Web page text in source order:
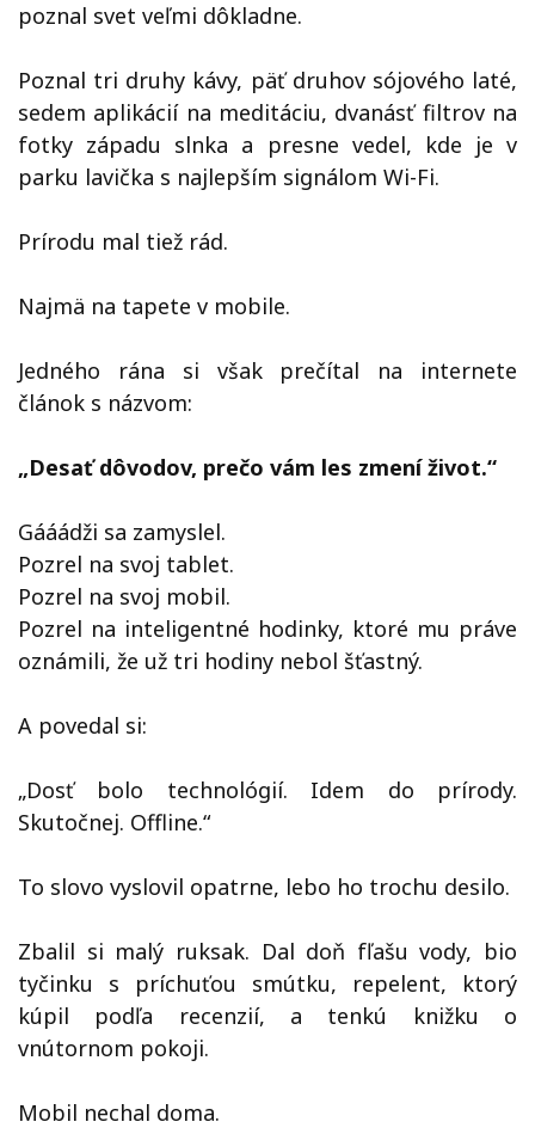
poznal svet veľmi dôkladne.
Poznal tri druhy kávy, päť druhov sójového laté,
sedem aplikácií na meditáciu, dvanásť filtrov na
fotky západu slnka a presne vedel, kde je v
parku lavička s najlepším signálom Wi-Fi.
Prírodu mal tiež rád.
Najmä na tapete v mobile.
Jedného rána si však prečítal na internete
článok s názvom:
„Desať dôvodov, prečo vám les zmení život.“
Gááádži sa zamyslel.
Pozrel na svoj tablet.
Pozrel na svoj mobil.
Pozrel na inteligentné hodinky, ktoré mu práve
oznámili, že už tri hodiny nebol šťastný.
A povedal si:
„Dosť bolo technológií. Idem do prírody.
Skutočnej. Offline.“
To slovo vyslovil opatrne, lebo ho trochu desilo.
Zbalil si malý ruksak. Dal doň fľašu vody, bio
tyčinku s príchuťou smútku, repelent, ktorý
kúpil podľa recenzií, a tenkú knižku o
vnútornom pokoji.
Mobil nechal doma.